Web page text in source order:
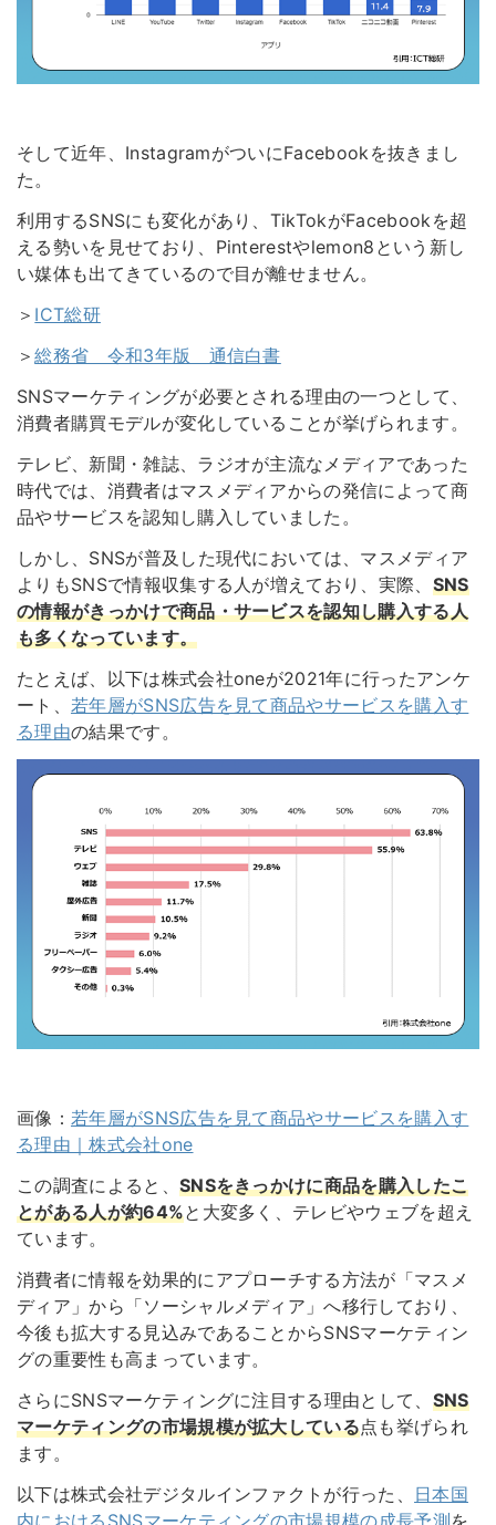
そして近年、InstagramがついにFacebookを抜きまし
た。
利用するSNSにも変化があり、TikTokがFacebookを超
える勢いを見せており、Pinterestやlemon8という新し
い媒体も出てきているので目が離せません。
＞ ICT総研
＞総務省 令和3年版 通信白書
SNSマーケティングが必要とされる理由の一つとして、
消費者購買モデルが変化していることが挙げられます。
テレビ、新聞・雑誌、ラジオが主流なメディアであった
時代では、消費者はマスメディアからの発信によって商
品やサービスを認知し購入していました。
しかし、SNSが普及した現代においては、マスメディア
よりもSNSで情報収集する人が増えており、実際、 SNS
の情報がきっかけで商品・サービスを認知し購入する人
も多くなっています。
たとえば、以下は株式会社oneが2021年に行ったアンケ
ート、 若年層がSNS広告を見て商品やサービスを購入す
る理由の結果です。
画像： 若年層がSNS広告を見て商品やサービスを購入す
る理由｜株式会社one
この調査によると、 SNSをきっかけに商品を購入したこ
とがある人が約64%と大変多く、テレビやウェブを超え
ています。
消費者に情報を効果的にアプローチする方法が「マスメ
ディア」から「ソーシャルメディア」へ移行しており、
今後も拡大する見込みであることからSNSマーケティン
グの重要性も高まっています。
さらにSNSマーケティングに注目する理由として、 SNS
マーケティングの市場規模が拡大している点も挙げられ
ます。
以下は株式会社デジタルインファクトが行った、 日本国
内におけるSNSマーケティングの市場規模の成長予測を